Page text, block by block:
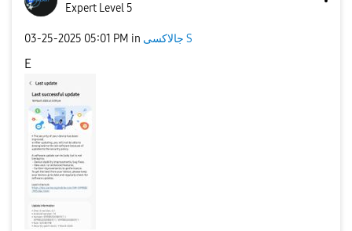
Expert Level 5
‎03-25-2025 05:01 PM in جالاكسى S
E